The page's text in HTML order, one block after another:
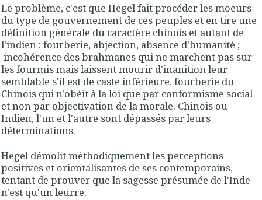
Le problème, c'est que Hegel fait procéder les moeurs
du type de gouvernement de ces peuples et en tire une
définition générale du caractère chinois et autant de
l'indien : fourberie, abjection, absence d'humanité ;
incohérence des brahmanes qui ne marchent pas sur
les fourmis mais laissent mourir d'inanition leur
semblable s'il est de caste inférieure, fourberie du
Chinois qui n'obéit à la loi que par conformisme social
et non par objectivation de la morale. Chinois ou
Indien, l'un et l'autre sont dépassés par leurs
déterminations.
Hegel démolit méthodiquement les perceptions
positives et orientalisantes de ses contemporains,
tentant de prouver que la sagesse présumée de l'Inde
n'est qu'un leurre.